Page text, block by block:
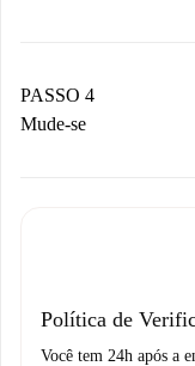
proprietário.
Se recusada:
Débito
PASSO 4
Mude-se
não comunicar
Política de
Você tem 24h após a